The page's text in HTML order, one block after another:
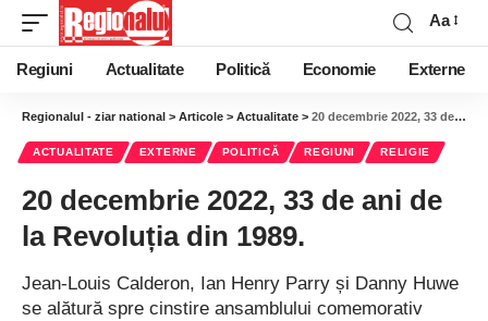
Aa
Regiuni Actualitate Politică Economie Externe
Regionalul - ziar national > Articole > Actualitate > 20 decembrie 2022, 33 de ani de la Revoluția din 1989.
ACTUALITATE EXTERNE POLITICĂ REGIUNI RELIGIE
20 decembrie 2022, 33 de ani de
la Revoluția din 1989.
Jean-Louis Calderon, Ian Henry Parry și Danny Huwe
se alătură spre cinstire ansamblului comemorativ